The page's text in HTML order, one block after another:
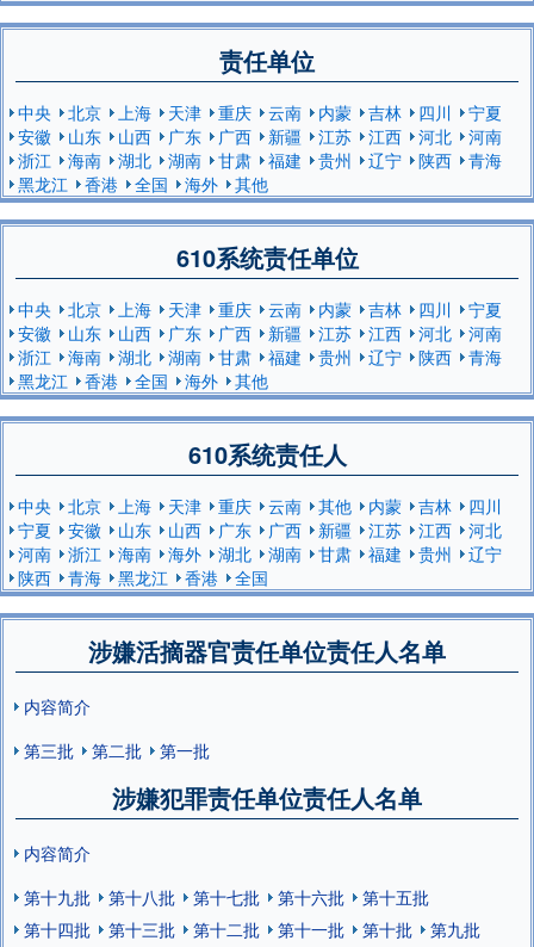
责任单位
中央 北京 上海 天津 重庆 云南 内蒙 吉林 四川
宁夏
安徽
山东 山西 广东 广西 新疆 江苏 江西 河北
河南
浙江
海南 湖北 湖南 甘肃 福建 贵州 辽宁 陕西
青海
黑龙江
香港 全国 海外 其他
610系统责任单位
中央 北京 上海 天津 重庆 云南 内蒙 吉林 四川
宁夏
安徽
山东 山西 广东 广西 新疆 江苏 江西 河北
河南
浙江
海南 湖北 湖南 甘肃 福建 贵州 辽宁 陕西
青海
黑龙江
香港 全国 海外 其他
610系统责任人
中央 北京 上海 天津 重庆 云南 其他 内蒙 吉林
四川
宁夏
安徽 山东 山西 广东 广西 新疆 江苏 江西
河北
河南
浙江 海南 海外 湖北 湖南 甘肃 福建 贵州
辽宁
陕西
青海 黑龙江 香港 全国
涉嫌活摘器官责任单位责任人名单
内容简介
第三批
第二批 第一批
涉嫌犯罪责任单位责任人名单
内容简介
第十九批
第十八批 第十七批 第十六批
第十五批
第十四批
第十三批 第十二批 第十一批 第十批
第九批